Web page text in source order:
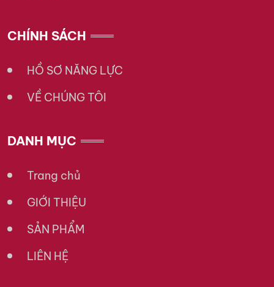
CHÍNH SÁCH
HỒ SƠ NĂNG LỰC
VỀ CHÚNG TÔI
DANH MỤC
Trang chủ
GIỚI THIỆU
SẢN PHẨM
LIÊN HỆ